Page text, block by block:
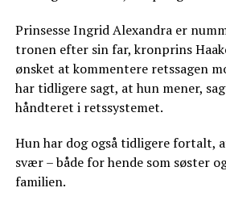
Prinsesse Ingrid Alexandra er
tronen efter sin far, kronprins
ønsket at kommentere retssagen
har tidligere sagt, at hun mener,
håndteret i retssystemet.
Hun har dog også tidligere fortalt,
svær – både for hende som søster
familien.